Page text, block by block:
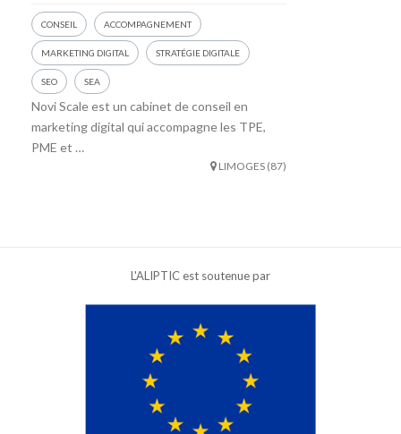
CONSEIL ACCOMPAGNEMENT
MARKETING DIGITAL STRATÉGIE DIGITALE
SEO SEA
Novi Scale est un cabinet de conseil en
marketing digital qui accompagne les TPE,
PME et …
LIMOGES (87)
L'ALIPTIC est soutenue par